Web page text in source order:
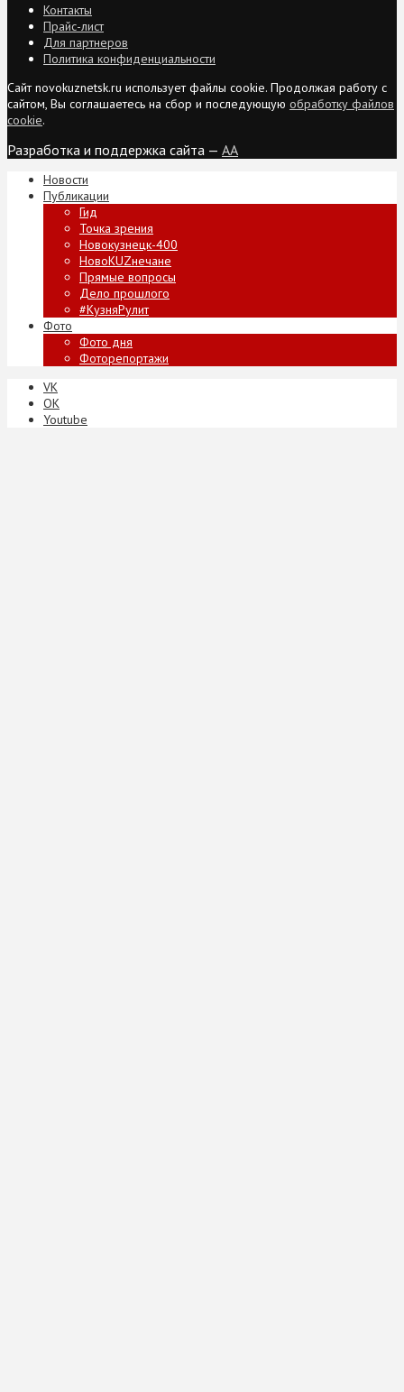
Контакты
Прайс-лист
Для партнеров
Политика конфиденциальности
Сайт novokuznetsk.ru использует файлы cookie. Продолжая работу с
сайтом, Вы соглашаетесь на сбор и последующую обработку файлов
cookie.
Разработка и поддержка сайта — AA
Новости
Публикации
Гид
Точка зрения
Новокузнецк-400
НовоKUZнечане
Прямые вопросы
Дело прошлого
#КузняРулит
Фото
Фото дня
Фоторепортажи
VK
ОК
Youtube